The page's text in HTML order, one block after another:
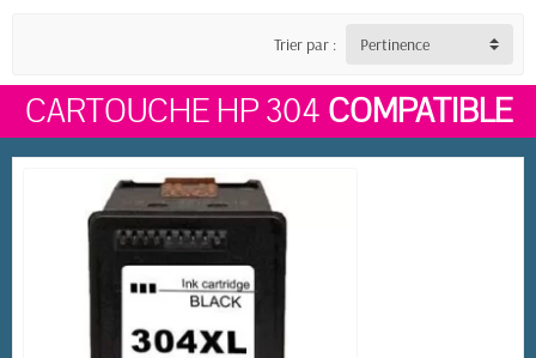
Trier par : Pertinence
CARTOUCHE HP 304 COMPATIBLE